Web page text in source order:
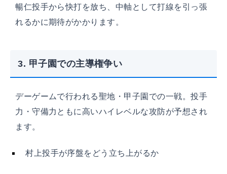
暢仁投手から快打を放ち、中軸として打線を引っ張
れるかに期待がかかります。
3. 甲子園での主導権争い
デーゲームで行われる聖地・甲子園での一戦。投手
力・守備力ともに高いハイレベルな攻防が予想され
ます。
村上投手が序盤をどう立ち上がるか